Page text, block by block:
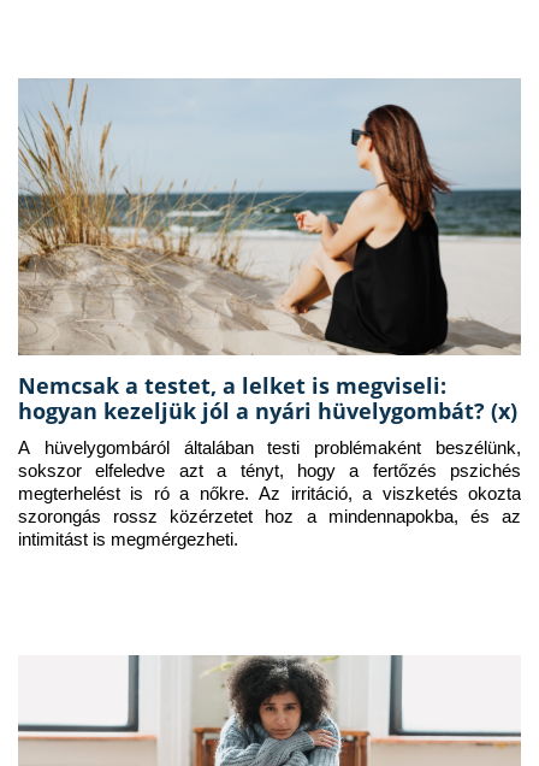
Nemcsak a testet, a lelket is megviseli:
hogyan kezeljük jól a nyári hüvelygombát? (x)
A hüvelygombáról általában testi problémaként beszélünk,
sokszor elfeledve azt a tényt, hogy a fertőzés pszichés
megterhelést is ró a nőkre. Az irritáció, a viszketés okozta
szorongás rossz közérzetet hoz a mindennapokba, és az
intimitást is megmérgezheti.